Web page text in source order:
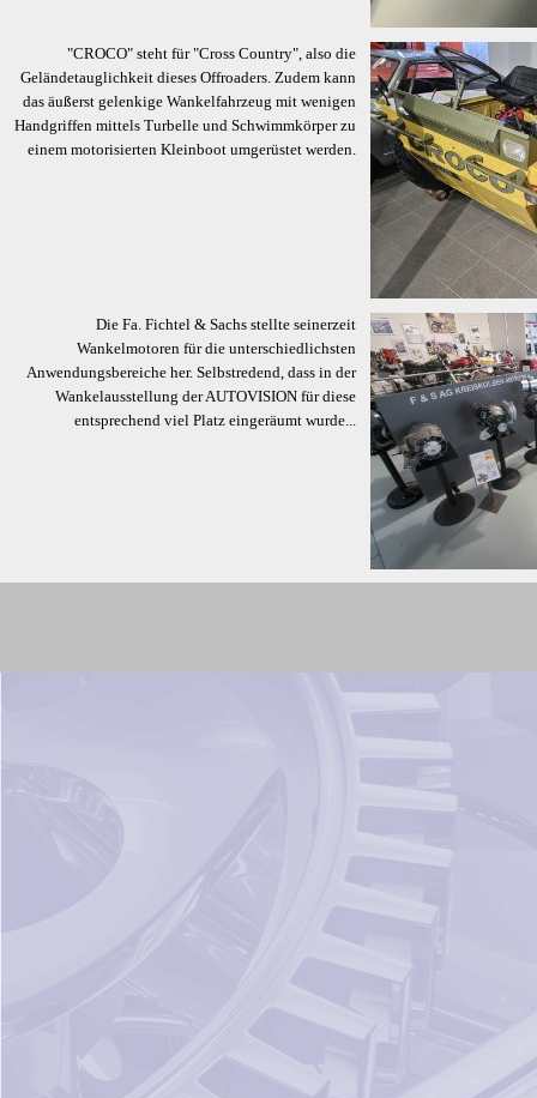
"CROCO" steht für "Cross Country", also die
Geländetauglichkeit dieses Offroaders. Zudem kann
das äußerst gelenkige Wankelfahrzeug mit wenigen
Handgriffen mittels Turbelle und Schwimmkörper zu
einem motorisierten Kleinboot umgerüstet werden.
Die Fa. Fichtel & Sachs stellte seinerzeit
Wankelmotoren für die unterschiedlichsten
Anwendungsbereiche her. Selbstredend, dass in der
Wankelausstellung der AUTOVISION für diese
entsprechend viel Platz eingeräumt wurde...